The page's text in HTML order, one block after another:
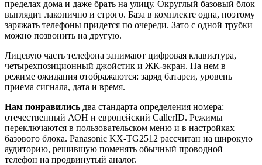
пределах дома и даже брать на улицу. Округлый базовый блок
выглядит лаконично и строго. База в комплекте одна, поэтому
заряжать телефоны придется по очереди. Зато с одной трубки
можно позвонить на другую.
Лицевую часть телефона занимают цифровая клавиатура,
четырехпозиционный джойстик и ЖК-экран. На нем в
режиме ожидания отображаются: заряд батареи, уровень
приема сигнала, дата и время.
Нам понравились два стандарта определения номера:
отечественный АОН и европейский CallerID. Режимы
переключаются в пользовательском меню и в настройках
базового блока. Panasonic KX-TG2512 рассчитан на широкую
аудиторию, решившую поменять обычный проводной
телефон на продвинутый аналог.